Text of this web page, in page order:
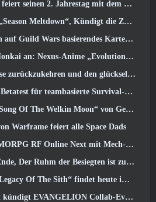
2. Jahrestag mit dem Descendant Fest 2026 Strom
Kündigt die Zusammenarbeit mit Rainbow Six Siege an
Wars basierendes Kartenspiel, Nebelgebunden
an: Nexus-Anime „Evolutionstest“
glückseligen Rückzugsort dort wiederherzustellen, wo sich die Winde treffen
Survival-Shooter-Zeitfresser angekündigt
Moon“ von Genshin Impact geht zu Ende.. Auf dem Mond
Warframe feiert alle Space Dads
Next mit Mech-Thema wird weltweit eingeführt
Ruhm der Besiegten ist zurückgekehrt
findet heute im neuesten Update von SWTOR ihren Abschluss
EVANGELION Collab-Event an